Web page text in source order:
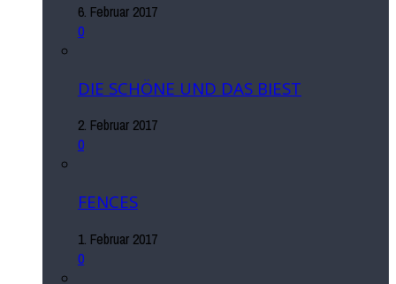
6. Februar 2017
0
DIE SCHÖNE UND DAS BIEST
2. Februar 2017
0
FENCES
1. Februar 2017
0